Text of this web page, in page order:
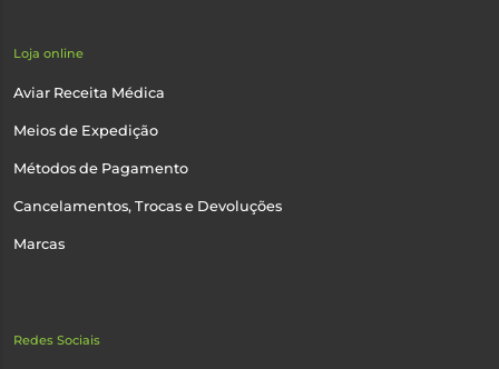
Loja online
Aviar Receita Médica
Meios de Expedição
Métodos de Pagamento
Cancelamentos, Trocas e Devoluções
Marcas
Redes Sociais